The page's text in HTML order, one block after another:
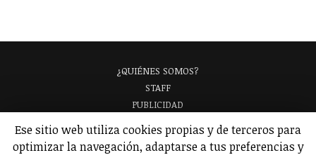
¿QUIÉNES SOMOS?
STAFF
PUBLICIDAD
ANALIZAMOS TU APP
GLOSARIO
Ese sitio web utiliza cookies propias y de terceros para
optimizar la navegación, adaptarse a tus preferencias y